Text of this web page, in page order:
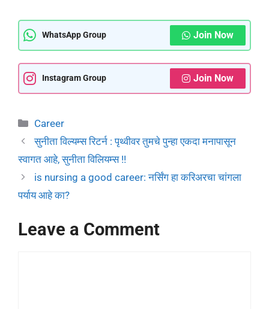
WhatsApp Group Join Now
Instagram Group Join Now
Career
सुनीता विल्यम्स रिटर्न : पृथ्वीवर तुमचे पुन्हा एकदा मनापासून
स्वागत आहे, सुनीता विलियम्स !!
is nursing a good career: नर्सिंग हा करिअरचा चांगला
पर्याय आहे का?
Leave a Comment